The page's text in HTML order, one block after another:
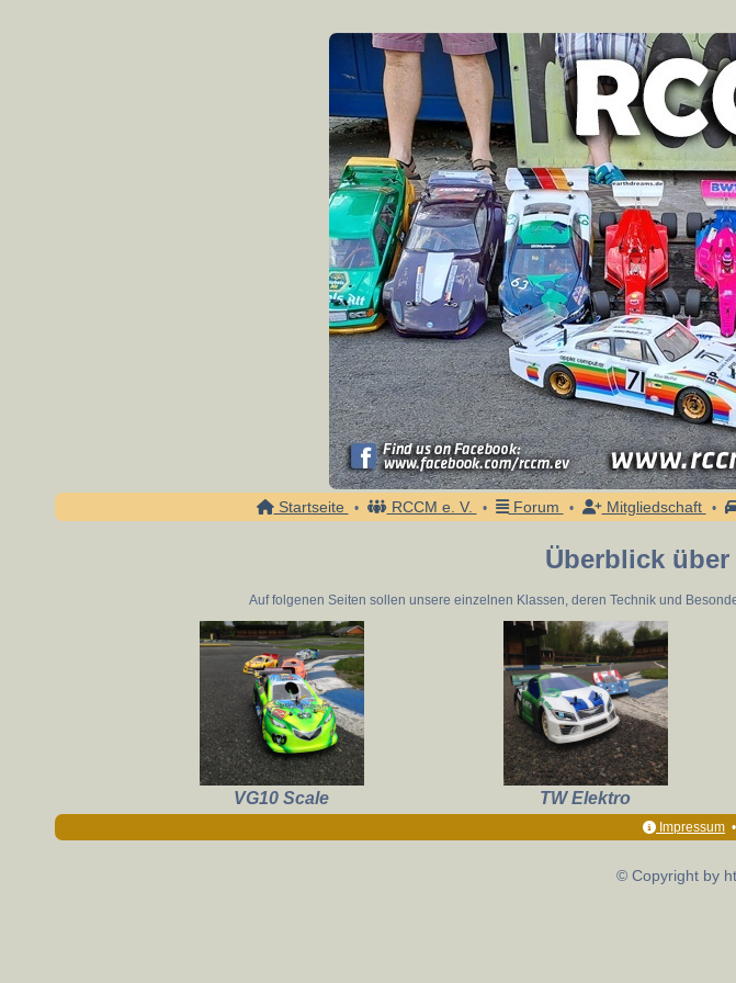
Startseite • RCCM e. V. • Forum • Mitgliedschaft •
Überblick
Auf folgenen Seiten sollen unsere einzelnen Klassen, deren Technik und
VG10 Scale TW Elektro
Impressum •
© Copyright by